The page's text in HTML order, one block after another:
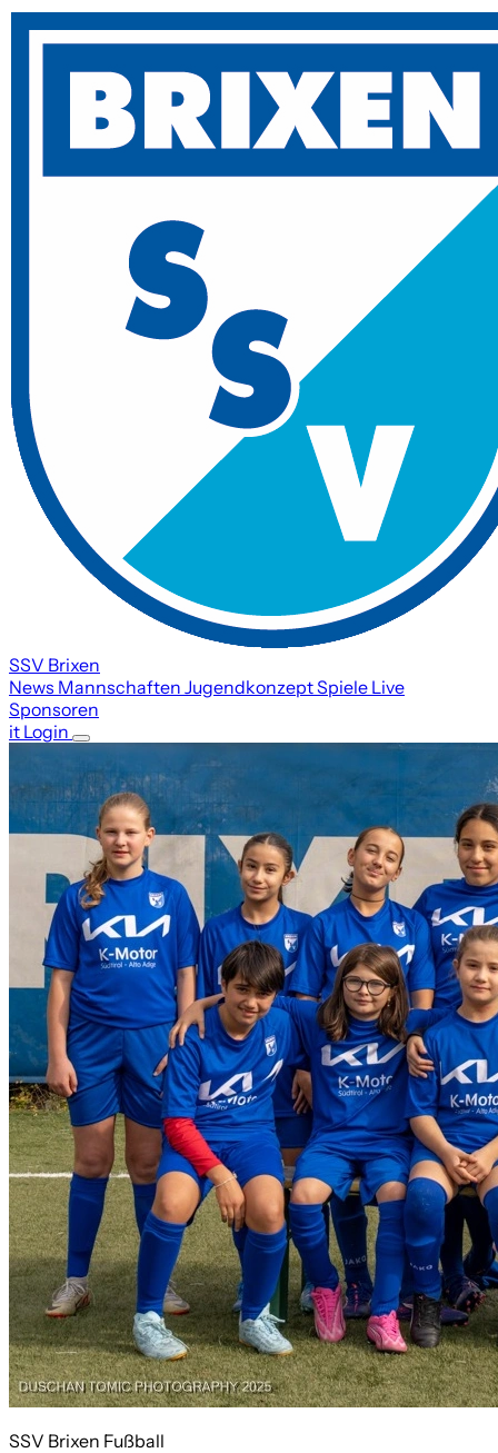
SSV Brixen
News Mannschaften JugendkonzeptSpiele Live
Sponsoren
it Login
SSV Brixen Fußball